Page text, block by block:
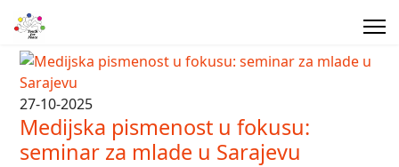
27-10-2025
Medijska pismenost u fokusu:
seminar za mlade u Sarajevu